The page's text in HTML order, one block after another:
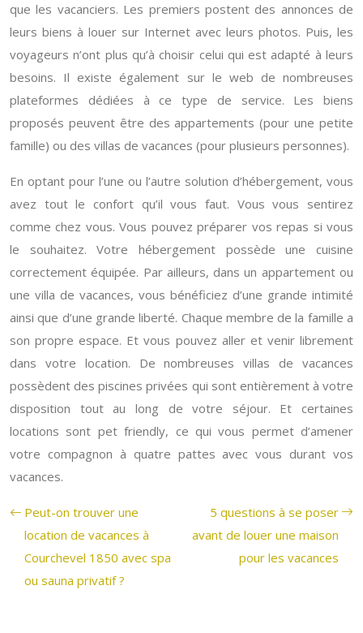
que les vacanciers. Les premiers postent des annonces de
leurs biens à louer sur Internet avec leurs photos. Puis, les
voyageurs n’ont plus qu’à choisir celui qui est adapté à leurs
besoins. Il existe également sur le web de nombreuses
plateformes dédiées à ce type de service. Les biens
proposés peuvent être des appartements (pour une petite
famille) ou des villas de vacances (pour plusieurs personnes).
En optant pour l’une ou l’autre solution d’hébergement, vous
avez tout le confort qu’il vous faut. Vous vous sentirez
comme chez vous. Vous pouvez préparer vos repas si vous
le souhaitez. Votre hébergement possède une cuisine
correctement équipée. Par ailleurs, dans un appartement ou
une villa de vacances, vous bénéficiez d’une grande intimité
ainsi que d’une grande liberté. Chaque membre de la famille a
son propre espace. Et vous pouvez aller et venir librement
dans votre location. De nombreuses villas de vacances
possèdent des piscines privées qui sont entièrement à votre
disposition tout au long de votre séjour. Et certaines
locations sont pet friendly, ce qui vous permet d’amener
votre compagnon à quatre pattes avec vous durant vos
vacances.
Peut-on trouver une
location de vacances à
Courchevel 1850 avec spa
ou sauna privatif ?
5 questions à se poser
avant de louer une maison
pour les vacances